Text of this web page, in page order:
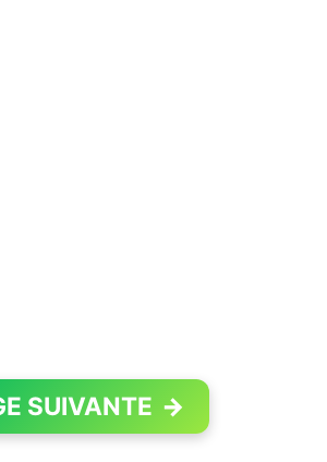
SUIVANTE →